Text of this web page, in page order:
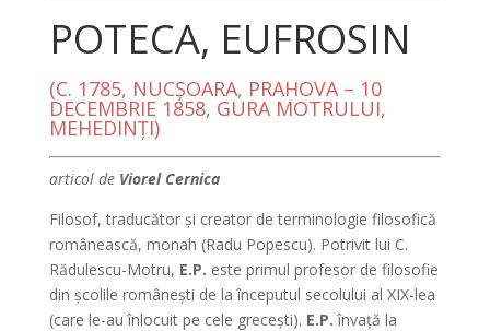
POTECA, EUFROSIN
(C. 1785, NUCŞOARA, PRAHOVA – 10
DECEMBRIE 1858, GURA MOTRULUI,
MEHEDINŢI)
articol de Viorel Cernica
Filosof, traducător şi creator de terminologie filosofică
românească, monah (Radu Popescu). Potrivit lui C.
Rădulescu-Motru, E.P. este primul profesor de filosofie
din şcolile româneşti de la începutul secolului al XIX-lea
(care le-au înlocuit pe cele greceşti). E.P. învaţă la